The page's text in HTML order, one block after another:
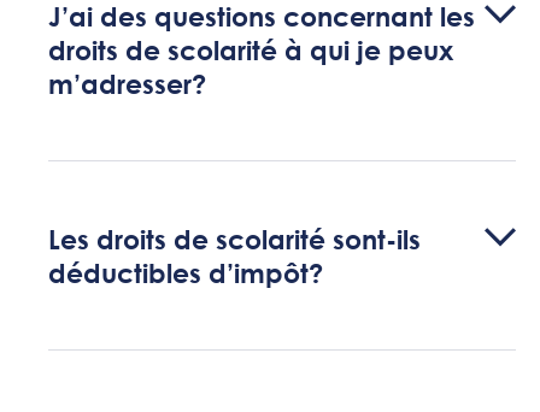
J’ai des questions concernant les
droits de scolarité à qui je peux
m’adresser?
Les droits de scolarité sont-ils
déductibles d’impôt?